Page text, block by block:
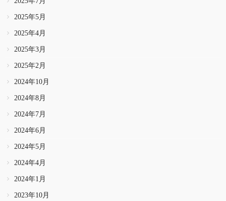
2025年5月
2025年4月
2025年3月
2025年2月
2024年10月
2024年8月
2024年7月
2024年6月
2024年5月
2024年4月
2024年1月
2023年10月